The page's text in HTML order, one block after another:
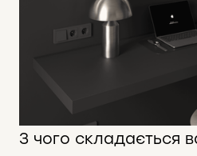
З чого складається